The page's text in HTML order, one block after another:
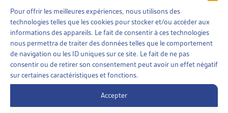
Pour offrir les meilleures expériences, nous utilisons des
technologies telles que les cookies pour stocker et/ou accéder aux
informations des appareils. Le fait de consentir à ces technologies
nous permettra de traiter des données telles que le comportement
de navigation ou les ID uniques sur ce site. Le fait de ne pas
consentir ou de retirer son consentement peut avoir un effet négatif
sur certaines caractéristiques et fonctions.
Accepter
AIDE SOCIALE»ORGANISATION DE L’AIDE SOCIALE
»REVENU DÉTERMINANT UNIFIÉ (RDU)
LE PROJET « INTERVENTO SOCIALE »: COMMENT
LE TESSIN A RÉFORMÉ SON SYSTÈME DE
PRESTATIONS SOCIALES
Sabina Beffa, dossier du mois, août 2003
Revenu déterminant unifié (RDU) ARTIAS